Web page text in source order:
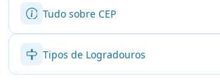
Tudo sobre CEP
Tipos de Logradouros